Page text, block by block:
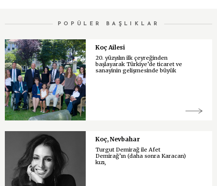
POPÜLER BAŞLIKLAR
Koç Ailesi
20. yüzyılın ilk çeyreğinden
başlayarak Türkiye’de ticaret ve
sanayinin gelişmesinde büyük
Koç, Nevbahar
Turgut Demirağ ile Afet
Demirağ’ın (daha sonra Karacan)
kızı,